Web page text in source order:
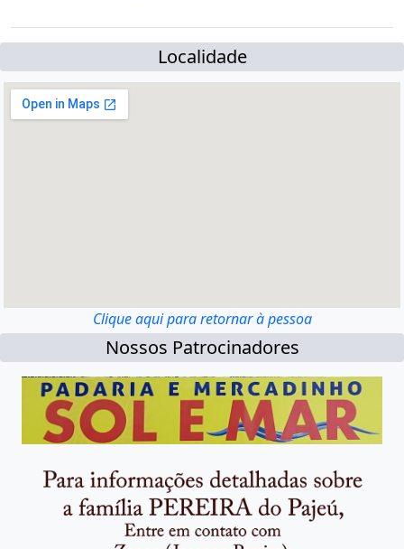
Localidade
Clique aqui para retornar à pessoa
Nossos Patrocinadores